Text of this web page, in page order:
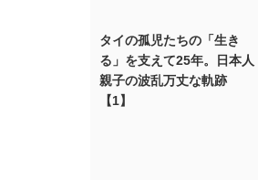
タイの孤児たちの「生き
る」を支えて25年。日本人
親子の波乱万丈な軌跡
【1】